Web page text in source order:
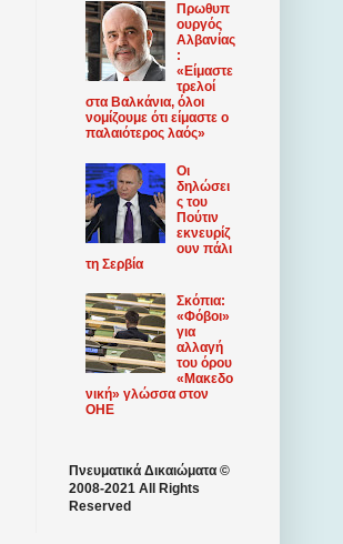
Πρωθυπ
ουργός
Αλβανίας
:
«Είμαστε
τρελοί
στα Βαλκάνια, όλοι
νομίζουμε ότι είμαστε ο
παλαιότερος λαός»
Οι
δηλώσει
ς του
Πούτιν
εκνευρίζ
ουν πάλι
τη Σερβία
Σκόπια:
«Φόβοι»
για
αλλαγή
του όρου
«Μακεδο
νική» γλώσσα στον
ΟΗΕ
Πνευματικά Δικαιώματα ©
2008-2021 All Rights
Reserved